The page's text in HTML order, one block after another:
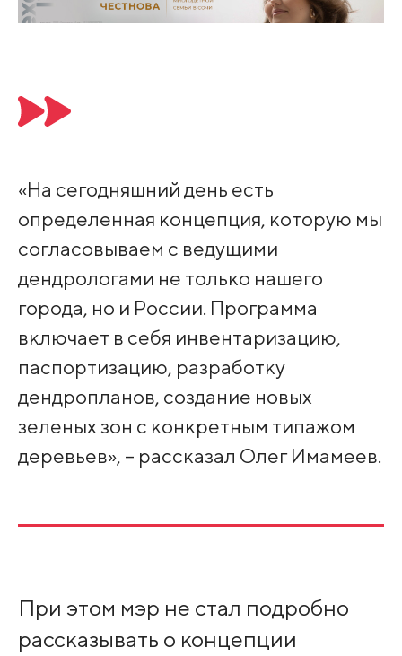
«На сегодняшний день есть
определенная концепция, которую мы
согласовываем с ведущими
дендрологами не только нашего
города, но и России. Программа
включает в себя инвентаризацию,
паспортизацию, разработку
дендропланов, создание новых
зеленых зон с конкретным типажом
деревьев», – рассказал Олег Имамеев.
При этом мэр не стал подробно
рассказывать о концепции